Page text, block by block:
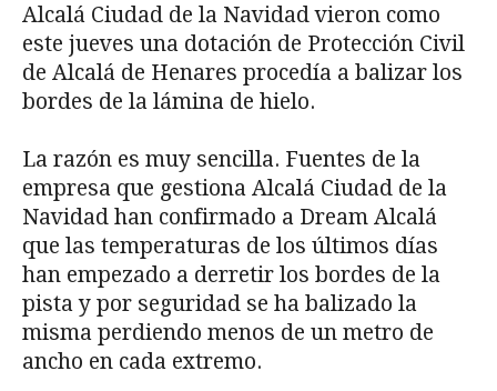
Alcalá Ciudad de la Navidad vieron como
este jueves una dotación de Protección Civil
de Alcalá de Henares procedía a balizar los
bordes de la lámina de hielo.
La razón es muy sencilla. Fuentes de la
empresa que gestiona Alcalá Ciudad de la
Navidad han confirmado a Dream Alcalá
que las temperaturas de los últimos días
han empezado a derretir los bordes de la
pista y por seguridad se ha balizado la
misma perdiendo menos de un metro de
ancho en cada extremo.